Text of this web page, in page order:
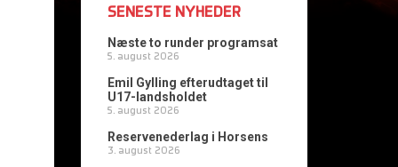
SENESTE NYHEDER
Næste to runder programsat
5. august 2026
Emil Gylling efterudtaget til
U17-landsholdet
5. august 2026
Reservenederlag i Horsens
3. august 2026